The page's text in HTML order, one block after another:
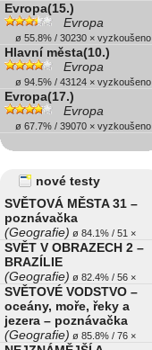
Evropa(15.)
Evropa
ø 55.8% / 30230 × vyzkoušeno
Hlavní města(10.)
Evropa
ø 94.5% / 43124 × vyzkoušeno
Evropa(17.)
Evropa
ø 67.7% / 39070 × vyzkoušeno
nové testy
SVĚTOVÁ MĚSTA 31 –
poznávačka
(Geografie) ø 84.1% / 51 ×
SVĚT V OBRAZECH 2 –
BRAZÍLIE
(Geografie) ø 82.4% / 56 ×
SVĚTOVÉ VODSTVO –
oceány, moře, řeky a
jezera – poznávačka
(Geografie) ø 85.8% / 76 ×